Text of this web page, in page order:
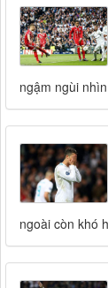
ngậm ngùi
ngoài còn khó